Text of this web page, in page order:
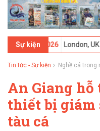
Sự kiện
02-2026 London, UK - Hội
Tin tức - Sự kiện Nghề cá trong
An Giang hỗ
thiết bị
tàu cá